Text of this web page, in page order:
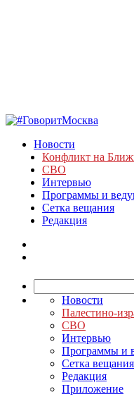
Новости
Конфликт на
СВО
Интервью
Программы и
Сетка вещания
Редакция
Новости
Палестино-
СВО
Интервью
Программы и
Сетка вещания
Редакция
Приложение